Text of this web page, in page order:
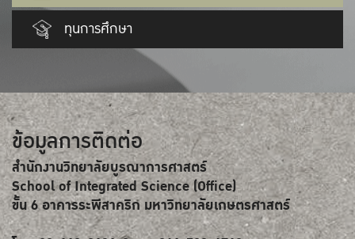
ทุนการศึกษา
ข้อมูลการติดต่อ
สำนักงานวิทยาลัยบูรณาการศาสตร์
School of Integrated Science (Office)
ขั้น 6 อาคารระพีสาคริก มหาวิทยาลัยเกษตรศาสตร์